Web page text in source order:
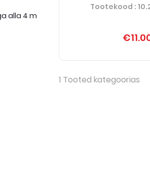
alla 4 m
Tootekood :
1 Tooted kategoorias